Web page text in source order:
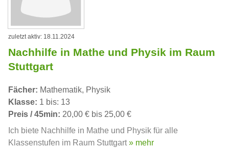
zuletzt aktiv: 18.11.2024
Nachhilfe in Mathe und Physik im Raum
Stuttgart
Fächer: Mathematik, Physik
Klasse: 1 bis: 13
Preis / 45min: 20,00 € bis 25,00 €
Ich biete Nachhilfe in Mathe und Physik für alle
Klassenstufen im Raum Stuttgart» mehr